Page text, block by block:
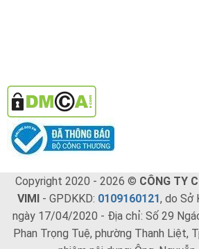
Copyright 2020 - 2026 © CÔNG TY
VIMI
- GPDKKD: 0109160121, do Sở
ngày 17/04/2020 - Địa chỉ: Số 29
Phan Trọng Tuệ, phường Thanh Liệt,